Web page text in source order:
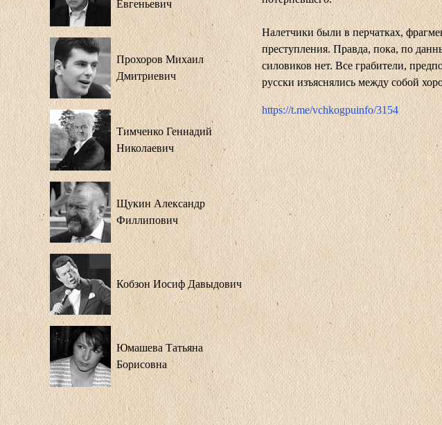
Евгеньевич
Прохоров Михаил
Дмитриевич
Тимченко Геннадий
Николаевич
Щукин Александр
Филлипович
Кобзон Иосиф Давыдович
Юмашева Татьяна
Борисовна
Налетчики были в перчатках,
преступления. Правда, пока, по
силовиков нет. Все грабители,
русски изъяснялись между собой
https://t.me/vchkogpuinfo/3154